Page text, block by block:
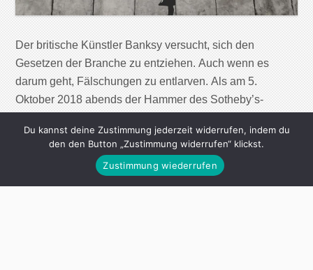
Der britische Künstler Banksy versucht, sich den
Gesetzen der Branche zu entziehen. Auch wenn es
darum geht, Fälschungen zu entlarven. Als am 5.
Oktober 2018 abends der Hammer des Sotheby’s-
fiel, klappten den anwesenden Londoner
Kunstsammlern die Kinnladen herunter: Vor ihren Augen
begann sich das Werk „Girl With […]
Du kannst deine Zustimmung jederzeit widerrufen, indem du
den den Button „Zustimmung widerrufen“ klickst.
Zustimmung wiederrufen